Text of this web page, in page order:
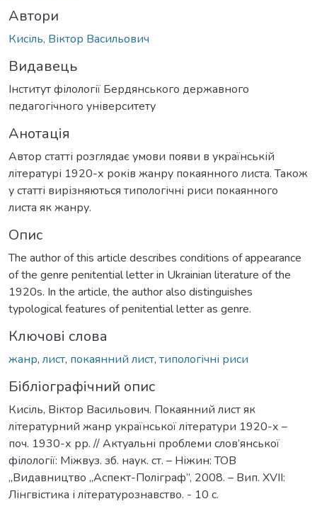
Автори
Кисіль, Віктор Васильович
Видавець
Інститут філології Бердянського державного
педагогічного університету
Анотація
Автор статті розглядає умови появи в українській
літературі 1920-х років жанру покаянного листа. Також
у статті вирізняються типологічні риси покаянного
листа як жанру.
Опис
The author of this article describes conditions of appearance
of the genre penitential letter in Ukrainian literature of the
1920s. In the article, the author also distinguishes
typological features of penitential letter as genre.
Ключові слова
жанр, лист, покаянний лист, типологічні риси
Бібліографічний опис
Кисіль, Віктор Васильович. Покаянний лист як
літературний жанр української літератури 1920-х –
поч. 1930-х рр. // Актуальні проблеми слов’янської
філології: Міжвуз. зб. наук. ст. – Ніжин: ТОВ
„Видавництво „Аспект-Поліграф”, 2008. – Вип. ХVІІ:
Лінгвістика і літературознавство. - 10 с.